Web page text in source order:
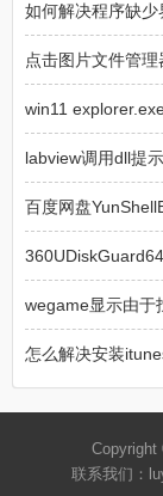
如何解决程序缺
labview调用dll提
百度网盘
wegame显示由于
怎么解决安装
Copyright
联系我们：